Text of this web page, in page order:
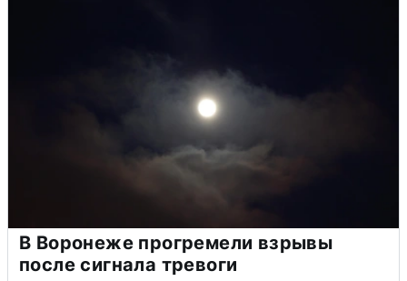
В Воронеже прогремели взрывы
после сигнала тревоги